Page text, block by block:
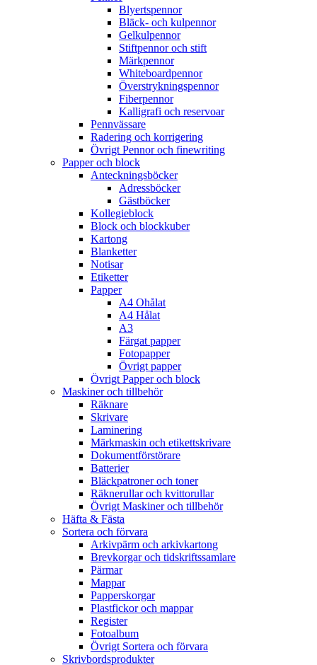
Blyertspennor
Bläck- och kulpennor
Gelkulpennor
Stiftpennor och stift
Märkpennor
Whiteboardpennor
Överstrykningspennor
Fiberpennor
Kalligrafi och reservoar
Pennvässare
Radering och korrigering
Övrigt Pennor och finewriting
Papper och block
Anteckningsböcker
Adressböcker
Gästböcker
Kollegieblock
Block och blockkuber
Kartong
Blanketter
Notisar
Etiketter
Papper
A4 Ohålat
A4 Hålat
A3
Färgat papper
Fotopapper
Övrigt papper
Övrigt Papper och block
Maskiner och tillbehör
Räknare
Skrivare
Laminering
Märkmaskin och etikettskrivare
Dokumentförstörare
Batterier
Bläckpatroner och toner
Räknerullar och kvittorullar
Övrigt Maskiner och tillbehör
Häfta & Fästa
Sortera och förvara
Arkivpärm och arkivkartong
Brevkorgar och tidskriftssamlare
Pärmar
Mappar
Papperskorgar
Plastfickor och mappar
Register
Fotoalbum
Övrigt Sortera och förvara
Skrivbordsprodukter